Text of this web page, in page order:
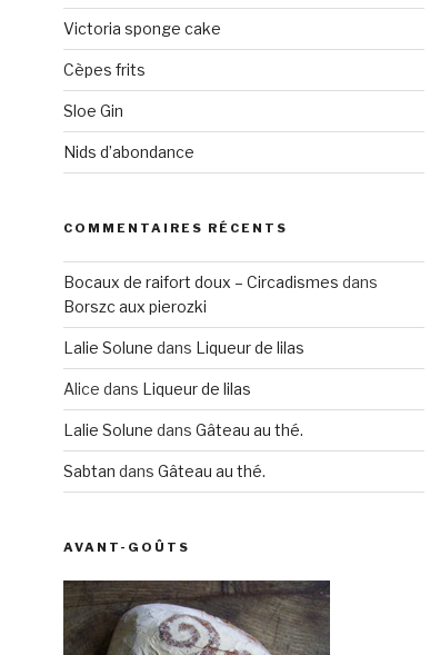
Victoria sponge cake
Cèpes frits
Sloe Gin
Nids d’abondance
COMMENTAIRES RÉCENTS
Bocaux de raifort doux – Circadismes dans
Borszc aux pierozki
Lalie Solune dans Liqueur de lilas
Alice dans Liqueur de lilas
Lalie Solune dans Gâteau au thé.
Sabtan dans Gâteau au thé.
AVANT-GOÛTS